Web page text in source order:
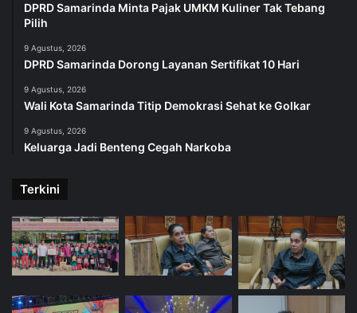
DPRD Samarinda Minta Pajak UMKM Kuliner Tak Tebang
Pilih
9 Agustus, 2026
DPRD Samarinda Dorong Layanan Sertifikat 10 Hari
9 Agustus, 2026
Wali Kota Samarinda Titip Demokrasi Sehat ke Golkar
9 Agustus, 2026
Keluarga Jadi Benteng Cegah Narkoba
Terkini